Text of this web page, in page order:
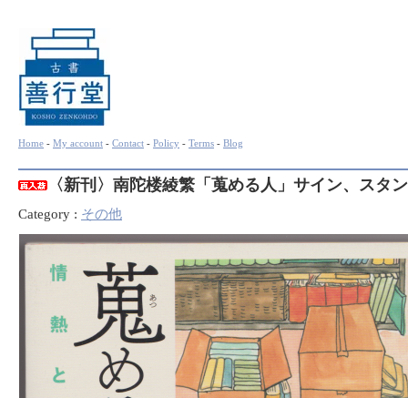
Home - My account - Contact - Policy - Terms - Blog
〈新刊〉南陀楼綾繁「蒐める人」サイン、スタ
Category : その他